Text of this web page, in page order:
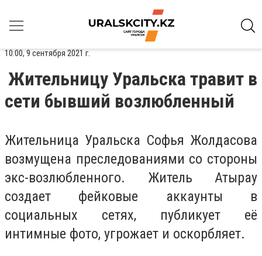
10:00, 9 сентября 2021 г.
Жительницу Уральска травит в
сети бывший возлюбленный
Жительница Уральска Софья Жолдасова
возмущена преследованиями со стороны
экс-возлюбленного. Житель Атырау
создает фейковые аккаунты в
социальных сетях, публикует её
интимные фото, угрожает и оскорбляет.